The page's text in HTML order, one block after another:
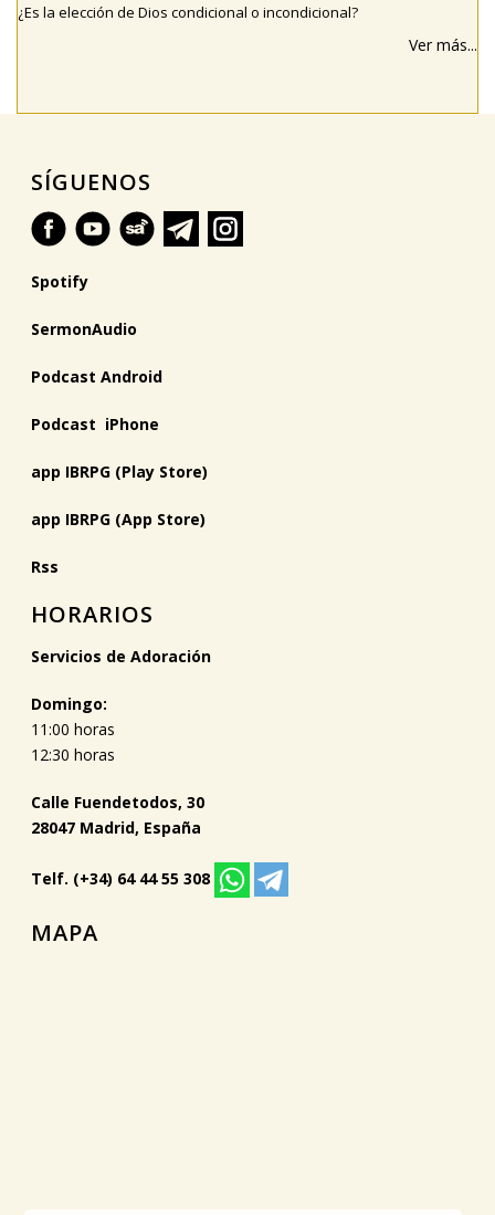
¿Es la elección de Dios condicional o incondicional?
Ver más...
SÍGUENOS
Spotify
SermonAudio
Podcast Android
Podcast iPhone
app IBRPG (Play Store)
app IBRPG (App Store)
Rss
HORARIOS
Servicios de Adoración
Domingo:
11:00 horas
12:30 horas
Calle Fuendetodos, 30
28047 Madrid, España
Telf. (+34) 64 44 55 308
MAPA